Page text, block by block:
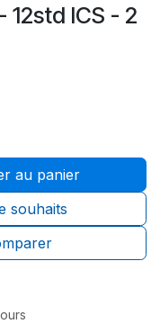
12std ICS - 2
au panier
souhaits